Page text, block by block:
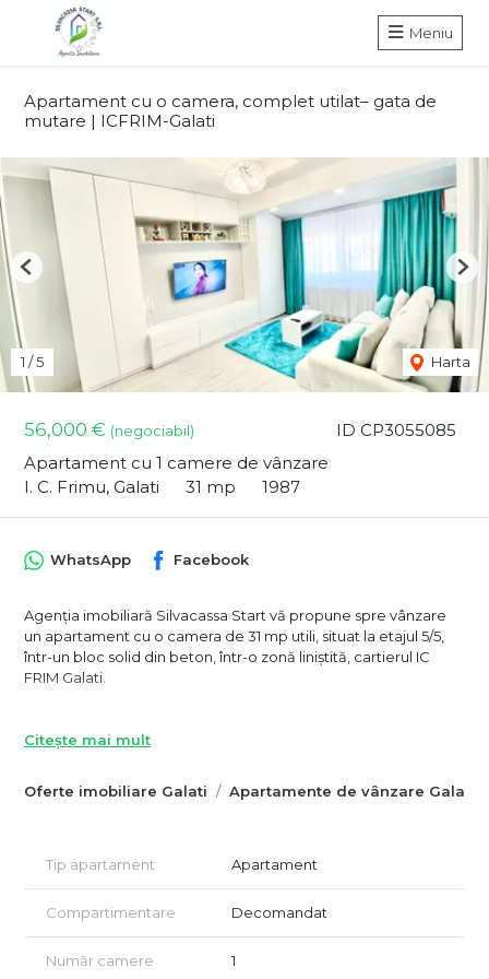
Meniu
Apartament cu o camera, complet utilat– gata de
mutare | ICFRIM-Galati
ID CP3055085
56,000 € (negociabil)
Apartament cu 1 camere de vânzare
I. C. Frimu, Galati
31 mp 1987
1 /5 Harta
Previous
Oferte imobiliare Galati Apartamente de vânzare Galati
WhatsApp Facebook
Agenția imobiliară Silvacassa Start vă propune spre vânzare
un apartament cu o camera de 31 mp utili, situat la etajul 5/5,
într-un bloc solid din beton, într-o zonă liniștită, cartierul IC
FRIM Galati.
utilat – ideal pentru mutare imediată sau investiție (închiriere
Dotări complete:
* Smart TV
* Canapea extensibila
electric, microunde)
* Frigider nou (2025)
* Termopane + instalații electrice și sanitare schimbate (2018)
Citește mai mult
Tip apartament Apartament
Compartimentare Decomandat
Număr camere 1